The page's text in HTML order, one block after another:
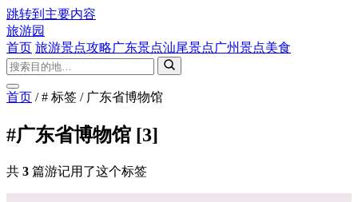
跳转到主要内容
旅游园
首页 旅游景点攻略广东景点汕尾景点广州景点美食
首页 / # 标签 / 广东省博物馆
#广东省博物馆 [3]
共 3 篇游记用了这个标签